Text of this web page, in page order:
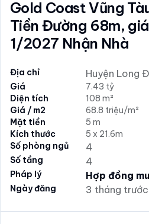
Gold Coast Vũng
Tiền Đường 68m,
1/2027 Nhận Nhà
Địa chỉ Huyện Long
Giá
7.43 tỷ
Diện tích
108 m²
Giá / m2
68.8 triệu/m²
Mặt tiền
5 m
Kích thước
5 x 21.6m
Số phòng ngủ
4
Số tầng 4
Pháp lý Hợp đồng
Ngày đăng 3 tháng trước